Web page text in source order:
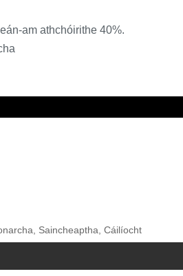
am athchóirithe 40%.
Saincheaptha, Cáilíocht